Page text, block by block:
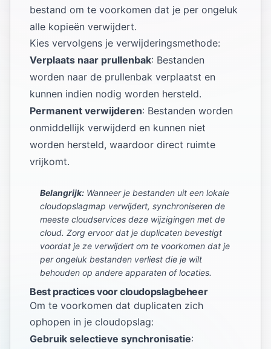
bestand om te voorkomen dat je per ongeluk
alle kopieën verwijdert.
Kies vervolgens je verwijderingsmethode:
Verplaats naar prullenbak: Bestanden
worden naar de prullenbak verplaatst en
kunnen indien nodig worden hersteld.
Permanent verwijderen: Bestanden worden
onmiddellijk verwijderd en kunnen niet
worden hersteld, waardoor direct ruimte
vrijkomt.
Belangrijk: Wanneer je bestanden uit een lokale
cloudopslagmap verwijdert, synchroniseren de
meeste cloudservices deze wijzigingen met de
cloud. Zorg ervoor dat je duplicaten bevestigt
voordat je ze verwijdert om te voorkomen dat je
per ongeluk bestanden verliest die je wilt
behouden op andere apparaten of locaties.
Best practices voor cloudopslagbeheer
Om te voorkomen dat duplicaten zich
ophopen in je cloudopslag:
Gebruik selectieve synchronisatie: